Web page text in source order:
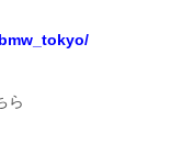
ら